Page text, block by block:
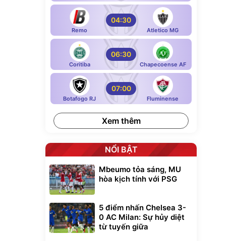
Remo
04:30
Atletico MG
Coritiba
06:30
Chapecoense AF
Botafogo RJ
07:00
Fluminense
Xem thêm
NỔI BẬT
Mbeumo tỏa sáng, MU
hòa kịch tính với PSG
5 điểm nhấn Chelsea 3-
0 AC Milan: Sự hủy diệt
từ tuyến giữa